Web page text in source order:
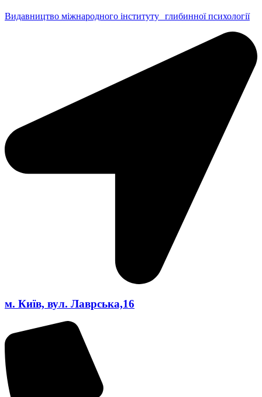
Видавництво міжнародного інституту глибинної психології
м. Київ, вул. Лаврська,16